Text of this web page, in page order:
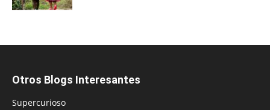
Otros Blogs Interesantes
Supercurioso